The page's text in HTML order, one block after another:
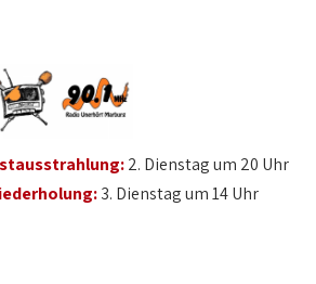
2. Dienstag um 20 Uhr
3. Dienstag um 14 Uhr